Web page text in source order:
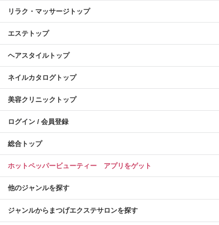
リラク・マッサージトップ
エステトップ
ヘアスタイルトップ
ネイルカタログトップ
美容クリニックトップ
ログイン / 会員登録
総合トップ
ホットペッパービューティー アプリをゲット
他のジャンルを探す
ジャンルからまつげエクステサロンを探す